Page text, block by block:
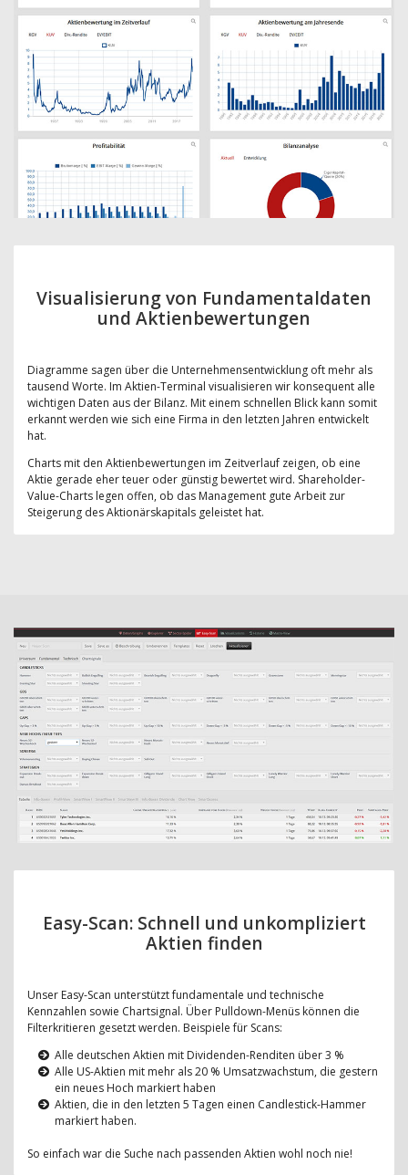
Visualisierung von Fundamentaldaten
und Aktienbewertungen
Diagramme sagen über die Unternehmensentwicklung oft mehr als
tausend Worte. Im Aktien-Terminal visualisieren wir konsequent alle
wichtigen Daten aus der Bilanz. Mit einem schnellen Blick kann somit
erkannt werden wie sich eine Firma in den letzten Jahren entwickelt
hat.
Charts mit den Aktienbewertungen im Zeitverlauf zeigen, ob eine
Aktie gerade eher teuer oder günstig bewertet wird. Shareholder-
Value-Charts legen offen, ob das Management gute Arbeit zur
Steigerung des Aktionärskapitals geleistet hat.
Easy-Scan: Schnell und unkompliziert
Aktien finden
Unser Easy-Scan unterstützt fundamentale und technische
Kennzahlen sowie Chartsignal. Über Pulldown-Menüs können die
Filterkritieren gesetzt werden. Beispiele für Scans:
Alle deutschen Aktien mit Dividenden-Renditen über 3 %
Alle US-Aktien mit mehr als 20 % Umsatzwachstum, die gestern
ein neues Hoch markiert haben
Aktien, die in den letzten 5 Tagen einen Candlestick-Hammer
markiert haben.
So einfach war die Suche nach passenden Aktien wohl noch nie!